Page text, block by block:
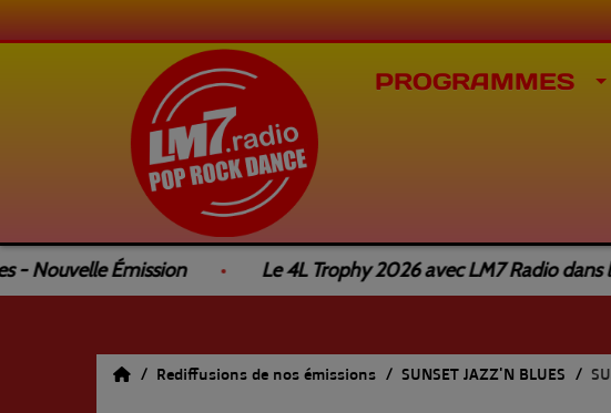
PROGRAMMES
Nouvelle Émission Le 4L Trophy 2026 avec LM7 Radio dans
Rediffusions de nos émissions SUNSET JAZZ'N BLUES